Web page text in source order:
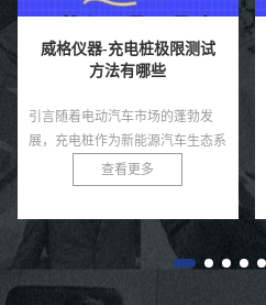
威格仪器-充电桩极限测试
方法有哪些
引言随着电动汽车市场的蓬勃发
展，充电桩作为新能源汽车生态系
统的核心基础设施，其性能和可靠
性直接影响用户体验和电网安全。
查看更多